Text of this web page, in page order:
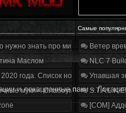
Самые
нужно знать про мир, геймплей и
Маслом
года. Список нововведений
муки». Слабоумие и отвага
Ветер
NLC 7
Упавшая
[COM]
и локационные паки »